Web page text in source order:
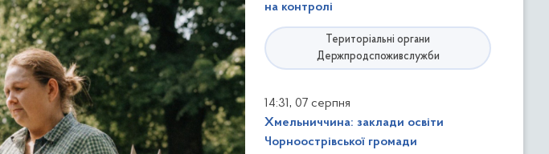
на контролі
Територіальні органи
Держпродспоживслужби
14:31, 07 серпня
Хмельниччина: заклади освіти
Чорноострівської громади